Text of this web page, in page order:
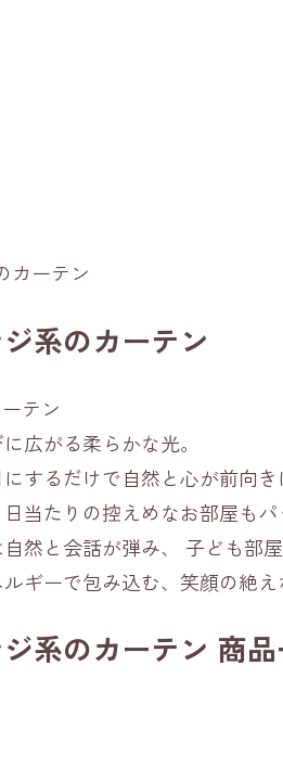
カーテン
系のカーテン
広がる柔らかな光。
するだけで自然と心が前向
当たりの控えめなお部屋もパ
然と会話が弾み、 子ども部
ギーで包み込む、笑顔の絶え
系のカーテン 商